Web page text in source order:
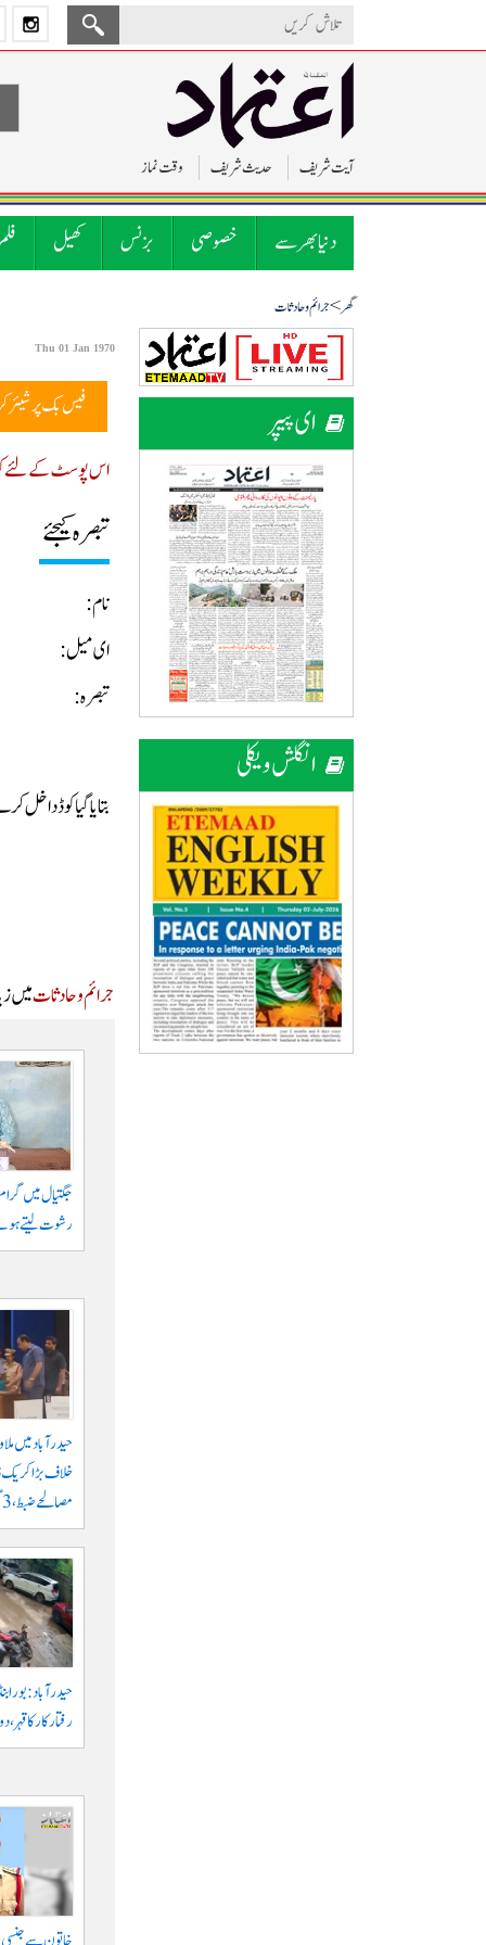
آیت شریف حدیث شریف وقت نماز
دنیا بھر سے خصوصی بزنس کھیل
گھر>جرائم و حادثات
ای پیپر
انگلش ویکلی
Thu 01 Jan 1970
فیس بک پر شیئر
اس پوسٹ کے لئے
تبصرہ کیجئے
نام:
ای میل:
تبصرہ:
بتایا گیا کوڈ داخل
جرائم و حادثاتمیں
رشوت لیتے
حیدرآباد میں
مصالحے ضبط، 3 گرفتار
حیدرآباد:
رفتار کار کا